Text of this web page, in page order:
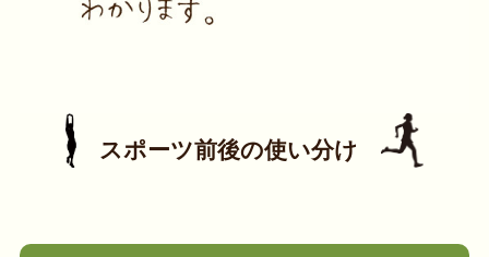
スポーツ前後の使い分け